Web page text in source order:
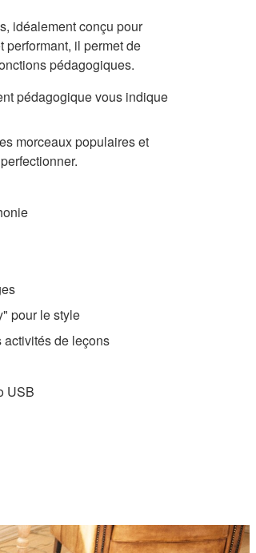
idéalement conçu pour
il permet de
pédagogiques.
pédagogique vous indique
morceaux populaires et
pour le style
de leçons
USB